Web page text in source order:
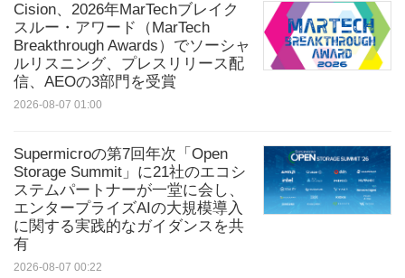
Cision、2026年MarTechブレイク
スルー・アワード（MarTech
Breakthrough Awards）でソーシャ
ルリスニング、プレスリリース配
信、AEOの3部門を受賞
2026-08-07 01:00
Supermicroの第7回年次「Open
Storage Summit」に21社のエコシ
ステムパートナーが一堂に会し、
エンタープライズAIの大規模導入
に関する実践的なガイダンスを共
有
2026-08-07 00:22